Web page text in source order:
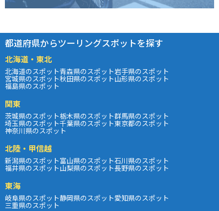
都道府県からツーリングスポットを探す
北海道・東北
北海道のスポット青森県のスポット岩手県のスポット
宮城県のスポット秋田県のスポット山形県のスポット
福島県のスポット
関東
茨城県のスポット栃木県のスポット群馬県のスポット
埼玉県のスポット千葉県のスポット東京都のスポット
神奈川県のスポット
北陸・甲信越
新潟県のスポット富山県のスポット石川県のスポット
福井県のスポット山梨県のスポット長野県のスポット
東海
岐阜県のスポット静岡県のスポット愛知県のスポット
三重県のスポット